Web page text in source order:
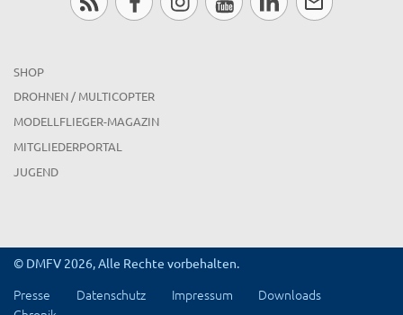
SHOP
DROHNEN / MULTICOPTER
MODELLFLIEGER-MAGAZIN
MITGLIEDERPORTAL
JUGEND
© DMFV 2026, Alle Rechte vorbehalten.
Presse Datenschutz Impressum
Downloads